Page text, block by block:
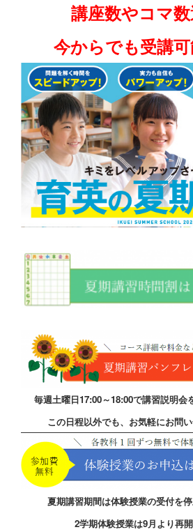
講座数やコマ
今からでも受講可
毎週土曜日17:00～18:00で講習説明会
この日程以外でも、お気軽にお問い
夏期講習期間は体験授業の受付を停
2学期体験授業は9月より再開